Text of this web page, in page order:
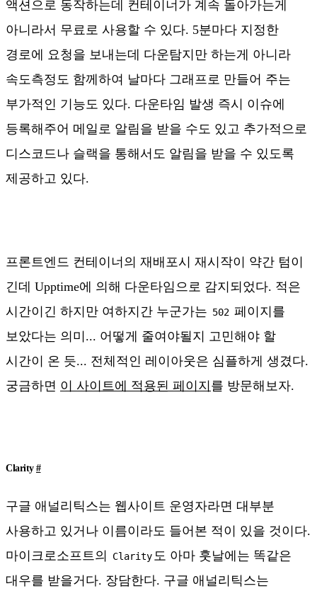
액션으로 동작하는데 컨테이너가 계속 돌아가는게
아니라서 무료로 사용할 수 있다. 5분마다 지정한
경로에 요청을 보내는데 다운탐지만 하는게 아니라
속도측정도 함께하여 날마다 그래프로 만들어 주는
부가적인 기능도 있다. 다운타임 발생 즉시 이슈에
등록해주어 메일로 알림을 받을 수도 있고 추가적으로
디스코드나 슬랙을 통해서도 알림을 받을 수 있도록
제공하고 있다.
프론트엔드 컨테이너의 재배포시 재시작이 약간 텀이
긴데 Upptime에 의해 다운타임으로 감지되었다. 적은
시간이긴 하지만 여하지간 누군가는 502 페이지를
보았다는 의미... 어떻게 줄여야될지 고민해야 할
시간이 온 듯... 전체적인 레이아웃은 심플하게 생겼다.
궁금하면 이 사이트에 적용된 페이지 를 방문해보자.
Clarity #
구글 애널리틱스는 웹사이트 운영자라면 대부분
사용하고 있거나 이름이라도 들어본 적이 있을 것이다.
마이크로소프트의
Clarity 도 아마 훗날에는 똑같은
대우를 받을거다. 장담한다. 구글 애널리틱스는